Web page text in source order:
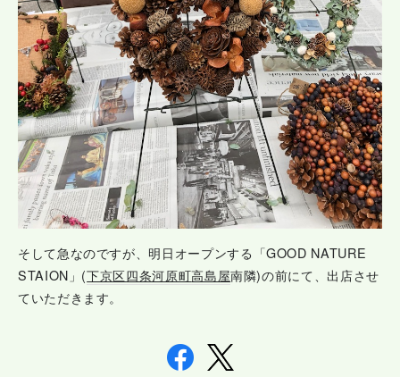
そして急なのですが、明日オープンする「GOOD NATURE
STAION」(下京区四条河原町高島屋南隣)の前にて、出店させ
ていただきます。